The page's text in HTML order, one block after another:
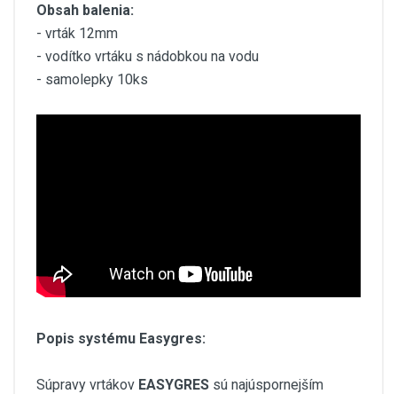
Obsah balenia:
- vrták 12mm
- vodítko vrtáku s nádobkou na vodu
- samolepky 10ks
Popis systému Easygres:
Súpravy vrtákov EASYGRES sú najúspornejším